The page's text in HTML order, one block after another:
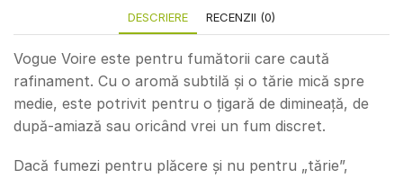
DESCRIERE RECENZII (0)
Vogue Voire este pentru fumătorii care caută
rafinament. Cu o aromă subtilă și o tărie mică spre
medie, este potrivit pentru o țigară de dimineață, de
după-amiază sau oricând vrei un fum discret.
Dacă fumezi pentru plăcere și nu pentru „tărie”,